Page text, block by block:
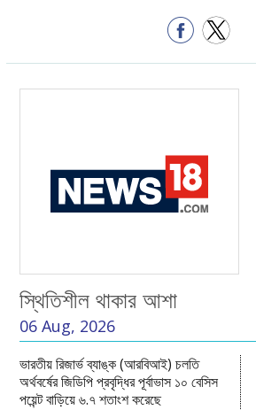
স্থিতিশীল থাকার আশা
06 Aug, 2026
ভারতীয় রিজার্ভ ব্যাঙ্ক (আরবিআই) চলতি
অর্থবর্ষের জিডিপি প্রবৃদ্ধির পূর্বাভাস ১০ বেসিস
পয়েন্ট বাড়িয়ে ৬.৭ শতাংশ করেছে